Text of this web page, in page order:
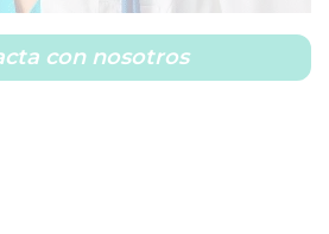
con nosotros